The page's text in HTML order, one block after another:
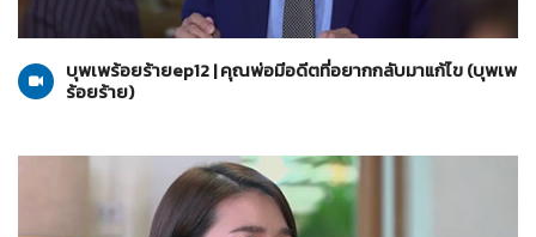
06-07-2565
บุพเพร้อยร้าย
บุพเพร้อยร้ายep12 | คุณพ่อมีอดีตที่อยากกลับมาแก้ไข (บุพเพ
ร้อยร้าย)